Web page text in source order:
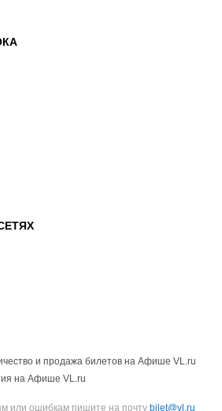
и продажа билетов на Афише VL.ru
на Афише VL.ru
или ошибкам пишите на почту bilet@vl.ru